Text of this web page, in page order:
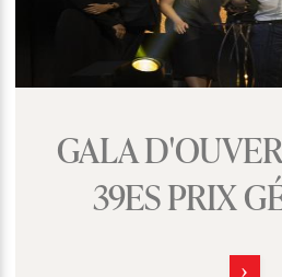
GALA
39ES PRIX